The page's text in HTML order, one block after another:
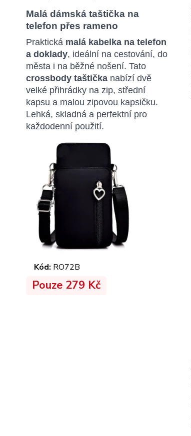
Malá dámská taštička na
telefon přes rameno
Praktická malá kabelka na telefon
a doklady, ideální na cestování, do
města i na běžné nošení. Tato
crossbody taštička nabízí dvě
velké přihrádky na zip, střední
kapsu a malou zipovou kapsičku.
Lehká, skladná a perfektní pro
každodenní použití.
Kód: RO72B
Pouze 279 Kč